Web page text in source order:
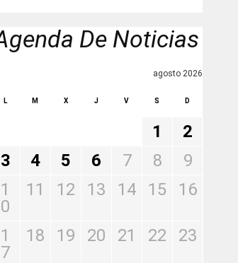
De Noticias
agosto 2026
L M X J V S D
1
2
3
4 5 6 7 8
9
1
0
11 12 13 14 15 16
1
7
18 19 20 21 22 23